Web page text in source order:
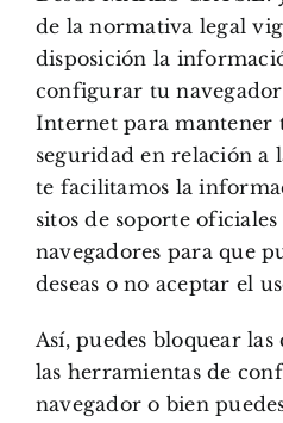
de la normativa legal
disposición la
configurar tu
Internet para mantener
seguridad en relación a
te facilitamos la
sitos de soporte
navegadores para que
deseas o no aceptar el
Así, puedes bloquear las
las herramientas de
navegador o bien